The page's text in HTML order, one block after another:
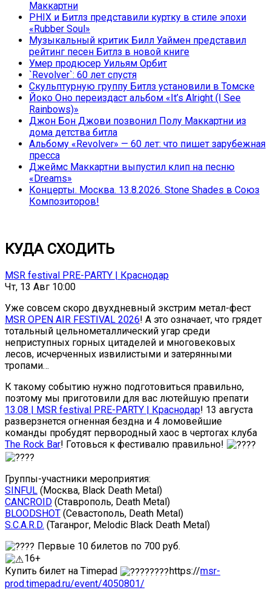
Маккартни
PHIX и Битлз представили куртку в стиле эпохи
«Rubber Soul»
Музыкальный критик Билл Уаймен представил
рейтинг песен Битлз в новой книге
Умер продюсер Уильям Орбит
`Revolver`: 60 лет спустя
Скульптурную группу Битлз установили в Томске
Йоко Оно переиздаст альбом «It’s Alright (I See
Rainbows)»
Джон Бон Джови позвонил Полу Маккартни из
дома детства битла
Альбому «Revolver» — 60 лет: что пишет зарубежная
пресса
Джеймс Маккартни выпустил клип на песню
«Dreams»
Концерты. Москва. 13.8.2026. Stone Shades в Союз
Композиторов!
КУДА СХОДИТЬ
MSR festival PRE-PARTY | Краснодар
Чт, 13 Авг 10:00
Уже совсем скоро двухдневный экстрим метал-фест
MSR OPEN AIR FESTIVAL 2026! А это означает, что грядет
тотальный цельнометаллический угар среди
неприступных горных цитаделей и многовековых
лесов, исчерченных извилистыми и затерянными
тропами…
К такому событию нужно подготовиться правильно,
поэтому мы приготовили для вас лютейшую препати
13.08 | MSR festival PRE-PARTY | Краснодар! 13 августа
разверзнется огненная бездна и 4 ломовейшие
команды пробудят первородный хаос в чертогах клуба
The Rock Bar! Готовься к фестивалю правильно!
Группы-участники мероприятия:
SINFUL (Москва, Black Death Metal)
CANCROID (Ставрополь, Death Metal)
BLOODSHOT (Севастополь, Death Metal)
S.C.A.R.D. (Таганрог, Melodic Black Death Metal)
Первые 10 билетов по 700 руб.
16+
Купить билет на Timepad
https://msr-
prod.timepad.ru/event/4050801/